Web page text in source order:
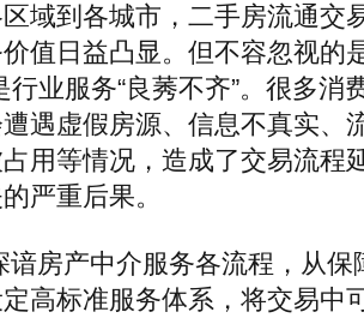
域到各城市，二手房流通交
值日益凸显。但不容忽视的
行业服务“良莠不齐”。很多消
遇虚假房源、信息不真实、
用等情况，造成了交易流程
严重后果。
谙房产中介服务各流程，从保
高标准服务体系，将交易中